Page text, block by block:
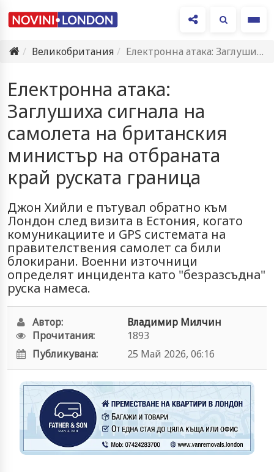
Великобритания
Електронна атака: Заглушиха сигнала на самолета на британския министър на…
Електронна атака:
Заглушиха сигнала на
самолета на британския
министър на отбраната
край руската граница
Джон Хийли е пътувал обратно към
Лондон след визита в Естония, когато
комуникациите и GPS системата на
правителствения самолет са били
блокирани. Военни източници
определят инцидента като "безразсъдна"
руска намеса.
Автор:
Владимир Милчин
Прочитания:
1893
Публикувана:
25 Май 2026, 06:16